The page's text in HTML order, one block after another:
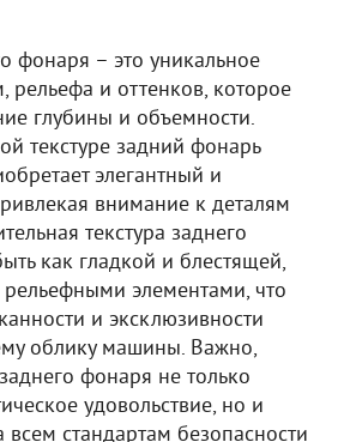
фонаря – это уникальное
рельефа и оттенков, которое
глубины и объемности.
текстуре задний фонарь
элегантный и
внимание к деталям
текстура заднего
как гладкой и блестящей,
элементами, что
и эксклюзивности
облику машины. Важно,
фонаря не только
удовольствие, но и
всем стандартам безопасности